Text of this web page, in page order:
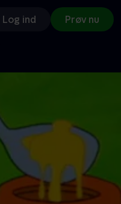
Log ind Prøv nu